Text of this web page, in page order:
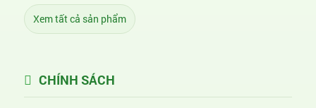
Xem tất cả sản phẩm
CHÍNH SÁCH